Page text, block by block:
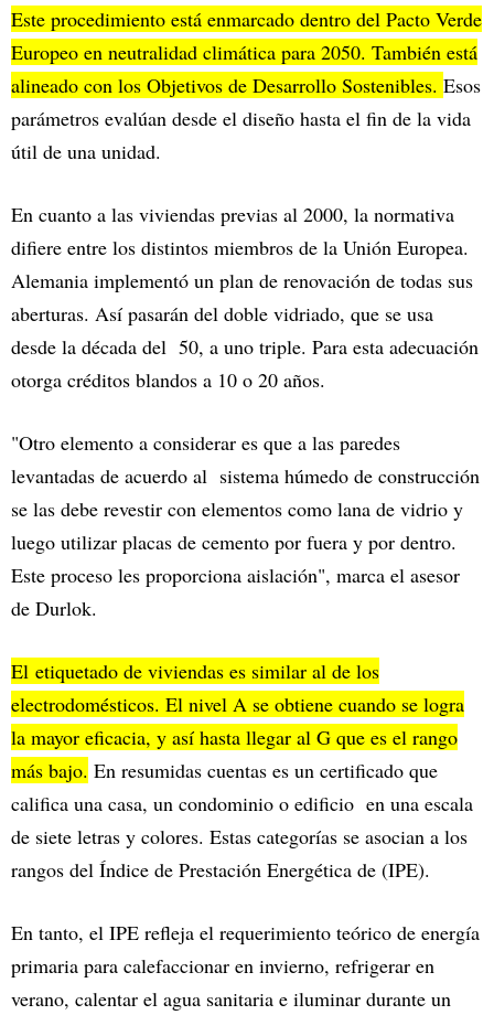
Este procedimiento está enmarcado dentro del Pacto Verde
Europeo en neutralidad climática para 2050. También está
alineado con los Objetivos de Desarrollo Sostenibles. Esos
parámetros evalúan desde el diseño hasta el fin de la vida
útil de una unidad.
En cuanto a las viviendas previas al 2000, la normativa
difiere entre los distintos miembros de la Unión Europea.
Alemania implementó un plan de renovación de todas sus
aberturas. Así pasarán del doble vidriado, que se usa
desde la década del 50, a uno triple. Para esta adecuación
otorga créditos blandos a 10 o 20 años.
"Otro elemento a considerar es que a las paredes
levantadas de acuerdo al sistema húmedo de construcción
se las debe revestir con elementos como lana de vidrio y
luego utilizar placas de cemento por fuera y por dentro.
Este proceso les proporciona aislación", marca el asesor
de Durlok.
El etiquetado de viviendas es similar al de los
electrodomésticos. El nivel A se obtiene cuando se logra
la mayor eficacia, y así hasta llegar al G que es el rango
más bajo. En resumidas cuentas es un certificado que
califica una casa, un condominio o edificio en una escala
de siete letras y colores. Estas categorías se asocian a los
rangos del Índice de Prestación Energética de (IPE).
En tanto, el IPE refleja el requerimiento teórico de energía
primaria para calefaccionar en invierno, refrigerar en
verano, calentar el agua sanitaria e iluminar durante un